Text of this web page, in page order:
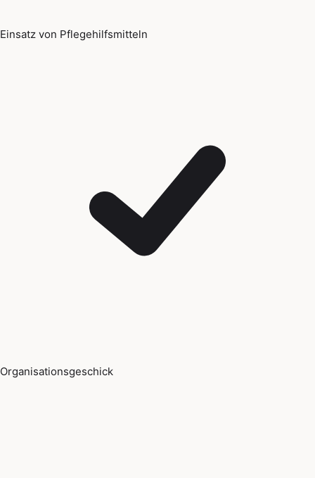
Einsatz von Pflegehilfsmitteln
Organisationsgeschick